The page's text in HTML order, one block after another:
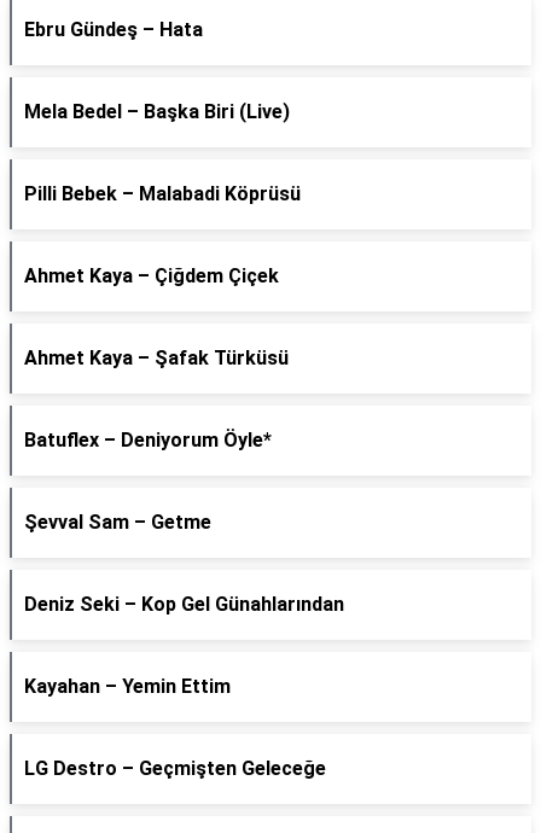
Ebru Gündeş – Hata
Mela Bedel – Başka Biri (Live)
Pilli Bebek – Malabadi Köprüsü
Ahmet Kaya – Çiğdem Çiçek
Ahmet Kaya – Şafak Türküsü
Batuflex – Deniyorum Öyle*
Şevval Sam – Getme
Deniz Seki – Kop Gel Günahlarından
Kayahan – Yemin Ettim
LG Destro – Geçmişten Geleceğe